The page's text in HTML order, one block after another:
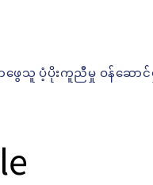
ေသူ ပံ့ပိုးကူညီမှု ဝန်ဆောင်မှု